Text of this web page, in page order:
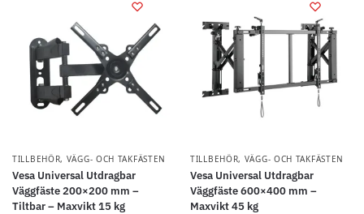
TILLBEHÖR, VÄGG- OCH TAKFÄSTEN
Vesa Universal Utdragbar
Väggfäste 200×200 mm –
Tiltbar – Maxvikt 15 kg
TILLBEHÖR, VÄGG- OCH TAKFÄSTEN
Vesa Universal Utdragbar
Väggfäste 600×400 mm –
Maxvikt 45 kg